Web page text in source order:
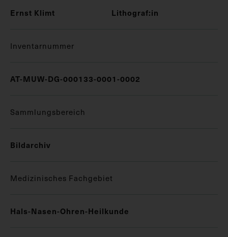
Ernst Klimt
Lithograf:in
Inventarnummer
AT-MUW-DG-000133-0001-0002
Sammlungsbereich
Bildarchiv
Medizinisches Fachgebiet
Hals-Nasen-Ohren-Heilkunde